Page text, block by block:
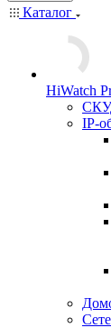
Каталог
HiWatch
IP-